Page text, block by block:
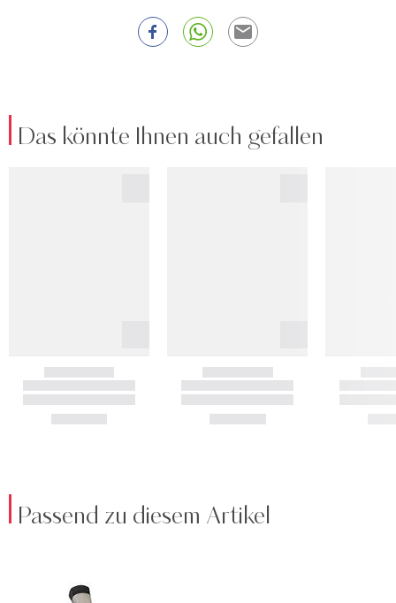
Das könnte Ihnen auch gefallen
Passend zu diesem Artikel